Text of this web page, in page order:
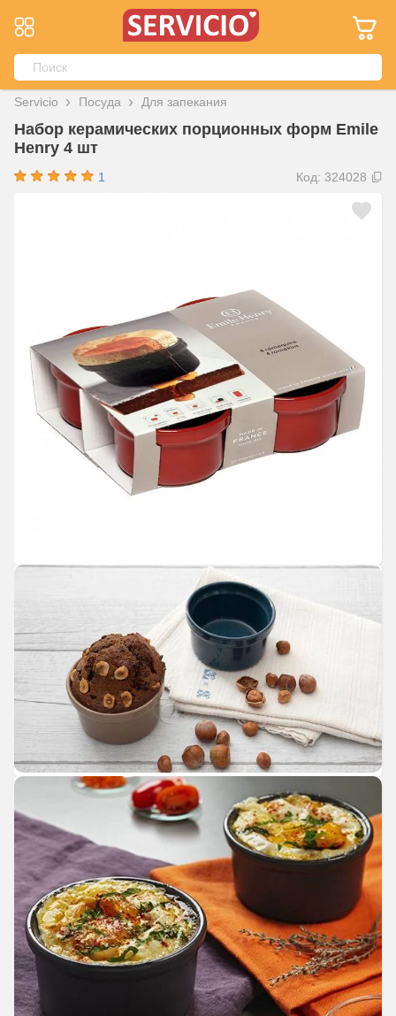
Servicio Посуда Для запекания
Набор керамических порционных форм Emile
Henry 4 шт
1 Код: 324028